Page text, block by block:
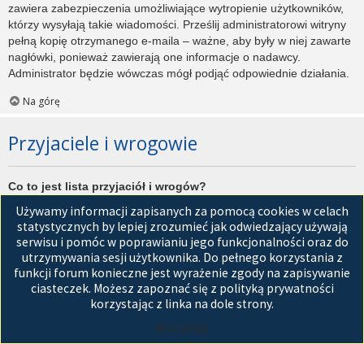
zawiera zabezpieczenia umożliwiające wytropienie użytkowników,
którzy wysyłają takie wiadomości. Prześlij administratorowi witryny
pełną kopię otrzymanego e-maila – ważne, aby były w niej zawarte
nagłówki, ponieważ zawierają one informacje o nadawcy.
Administrator będzie wówczas mógł podjąć odpowiednie działania.
Na górę
Przyjaciele i wrogowie
Co to jest lista przyjaciół i wrogów?
użytkowników witryny. Użytkownicy dodani do listy przyjaciół będą
wyświetleni na karciePrzyjacieleznajdującej się w panelu
zarządzania kontem. Z tego poziomu można szybko sprawdzić ich
status, a także wysłać prywatną wiadomość. Zależnie od
używanego stylu witryny, posty tych użytkowników mogą być
wyróżniane. Jeśli użytkownik zostanie dodany do listy wrogów,
Używamy informacji zapisanych za pomocą cookies w celach
statystycznych by lepiej zrozumieć jak odwiedzający używają
serwisu i pomóc w poprawianiu jego funkcjonalności oraz do
utrzymywania sesji użytkownika. Do pełnego korzystania z
funkcji forum konieczne jest wyrażenie zgody na zapisywanie
ciasteczek. Możesz zapoznać się z polityką prywatności
korzystając z linka na dole strony.
Akceptuję